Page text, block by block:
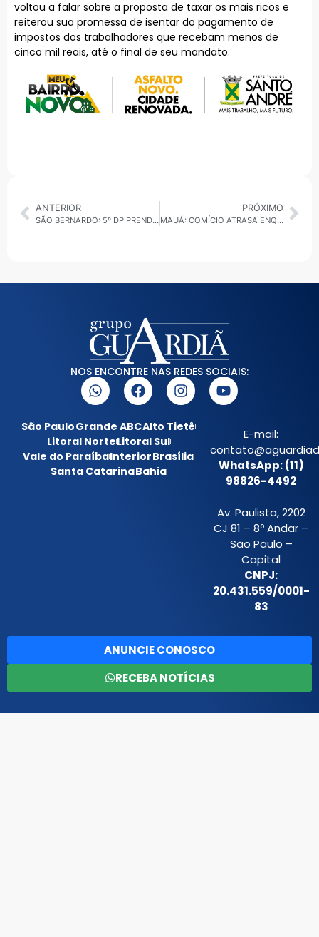
voltou a falar sobre a proposta de taxar os mais ricos e
reiterou sua promessa de isentar do pagamento de
impostos dos trabalhadores que recebam menos de
cinco mil reais, até o final de seu mandato.
ANTERIOR
SÃO BERNARDO: 5º DP PRENDE SUSPEITOS DE FURTAR BANDEIRAS DE ALEX E POLÍTICO DIZ QUE CRIME NÃO FICARÁ IMPUNE
PRÓXIMO
MAUÁ: COMÍCIO ATRASA ENQUANTO APOIADORES AGUARDAM CHEGADA DE LULA
NOS ENCONTRE NAS REDES SOCIAIS:
São PauloGrande ABCAlto Tietê
Litoral NorteLitoral Sul
Vale do ParaíbaInteriorBrasília
Santa CatarinaBahia
E-mail:
WhatsApp: (11)
98826-4492
Av. Paulista, 2202
CJ 81 – 8º Andar –
São Paulo –
Capital
CNPJ:
20.431.559/0001-
83
ANUNCIE CONOSCO
RECEBA NOTÍCIAS